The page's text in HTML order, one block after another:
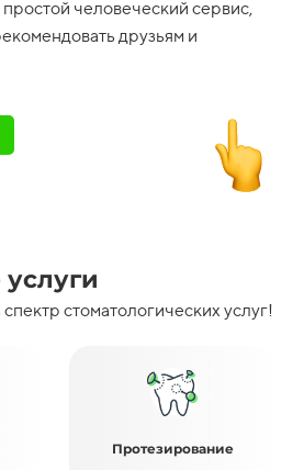
человеческий сервис,
друзьям и
стоматологических услуг!
Протезирование